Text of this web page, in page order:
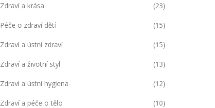
Zdraví a krása (23)
Péče o zdraví dětí (15)
Zdraví a ústní zdraví (15)
Zdraví a životní styl (13)
Zdraví a ústní hygiena (12)
Zdraví a péče o tělo (10)